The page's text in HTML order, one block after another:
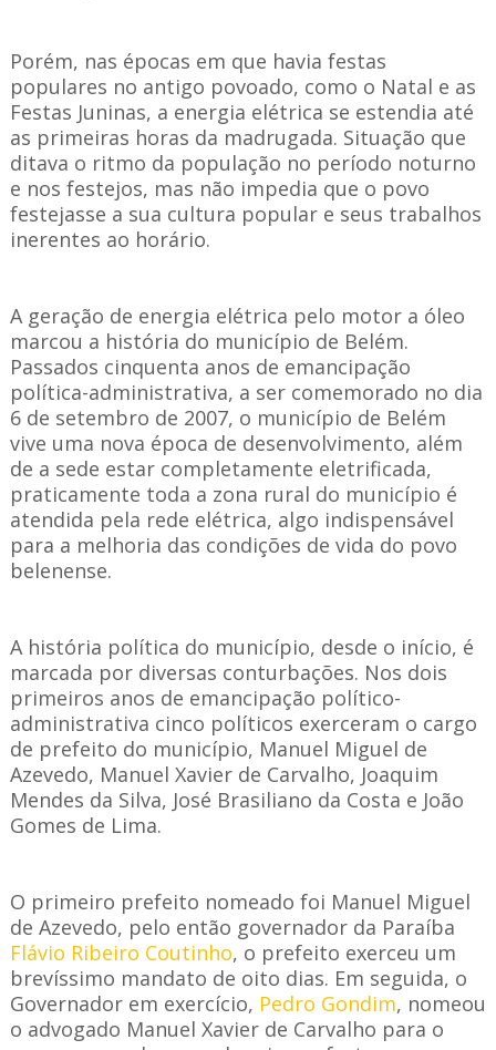
Porém, nas épocas em que havia festas
populares no antigo povoado, como o Natal e as
Festas Juninas, a energia elétrica se estendia até
as primeiras horas da madrugada. Situação que
ditava o ritmo da população no período noturno
e nos festejos, mas não impedia que o povo
festejasse a sua cultura popular e seus trabalhos
inerentes ao horário.
A geração de energia elétrica pelo motor a óleo
marcou a história do município de Belém.
Passados cinquenta anos de emancipação
política-administrativa, a ser comemorado no dia
6 de setembro de 2007, o município de Belém
vive uma nova época de desenvolvimento, além
de a sede estar completamente eletrificada,
praticamente toda a zona rural do município é
atendida pela rede elétrica, algo indispensável
para a melhoria das condições de vida do povo
belenense.
A história política do município, desde o início, é
marcada por diversas conturbações. Nos dois
primeiros anos de emancipação político-
administrativa cinco políticos exerceram o cargo
de prefeito do município, Manuel Miguel de
Azevedo, Manuel Xavier de Carvalho, Joaquim
Mendes da Silva, José Brasiliano da Costa e João
Gomes de Lima.
O primeiro prefeito nomeado foi Manuel Miguel
de Azevedo, pelo então governador da Paraíba
Flávio Ribeiro Coutinho, o prefeito exerceu um
brevíssimo mandato de oito dias. Em seguida, o
Governador em exercício, Pedro Gondim, nomeou
o advogado Manuel Xavier de Carvalho para o